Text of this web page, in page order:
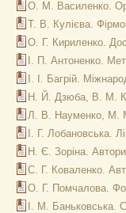
О. М. Василенко.
Т. В. Кулієва.
О. Г. Кириленко.
І. П. Антоненко.
І. І. Багрій.
Н. Й. Дзюба, В. М.
Л. В. Науменко, М. М.
І. Г. Лобановська.
Н. Є. Зоріна.
С. Г. Коваленко.
О. Г. Помчалова.
І. М. Баньковська.